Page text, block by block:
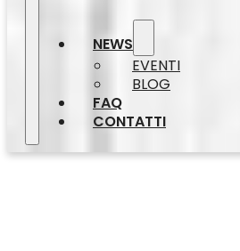
NEWS
EVENTI
BLOG
FAQ
CONTATTI